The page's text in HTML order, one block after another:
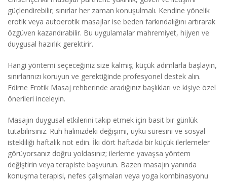
güçlendirebilir; sınırlar her zaman konuşulmalı. Kendine yönelik
erotik veya autoerotik masajlar ise beden farkındalığını artırarak
özgüven kazandırabilir. Bu uygulamalar mahremiyet, hijyen ve
duygusal hazırlık gerektirir.
Hangi yöntemi seçeceğiniz size kalmış; küçük adımlarla başlayın,
sınırlarınızı koruyun ve gerektiğinde profesyonel destek alın.
Edirne Erotik Masaj rehberinde aradığınız başlıkları ve kişiye özel
önerileri inceleyin.
Masajın duygusal etkilerini takip etmek için basit bir günlük
tutabilirsiniz. Ruh halinizdeki değişimi, uyku süresini ve sosyal
istekliliği haftalık not edin. İki dört haftada bir küçük ilerlemeler
görüyorsanız doğru yoldasınız; ilerleme yavaşsa yöntem
değiştirin veya terapiste başvurun. Bazen masajın yanında
konuşma terapisi, nefes çalışmaları veya yoga kombinasyonu